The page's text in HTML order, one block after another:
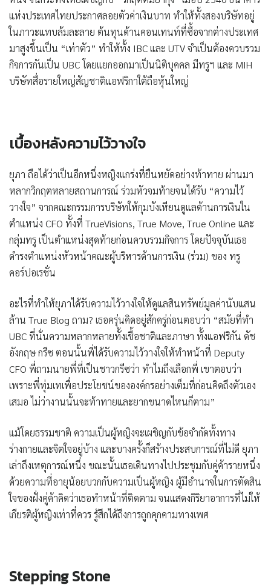
แห่งประเทศไทยประกาศลอยตัวค่าเงินบาท ทำให้ทั้งสองบริษัทอยู่
ในภาวะแทบล้มละลาย ต้นทุนด้านคอนเทนท์ที่ซื้อจากต่างประเทศ
มาสูงขึ้นเป็น “เท่าตัว” ทำให้ทั้ง IBC และ UTV จำเป็นต้องควบรวม
กิจการกันเป็น UBC โดยแยกออกมาเป็นนิติบุคคล มีทรูฯ และ MIH
บริษัทสื่อรายใหญ่สัญชาติแอฟริกาใต้ถือหุ้นใหญ่
เบื้องหลังความไว้วางใจ
ยุภา ถือได้ว่าเป็นอีกหนึ่งหญิงแกร่งที่ยืนหยัดอย่างท้าทาย ผ่านมา
หลากวิกฤตหลายสถานการณ์ ร่วมหัวจมท้ายจนได้รับ “ความไว้
วางใจ” จากคณะกรรมการบริษัทให้กุมบังเหียนดูแลด้านการเงินใน
ตำแหน่ง CFO ทั้งที่ TrueVisions, True Move, True Online และ
กลุ่มทรู เป็นตำแหน่งสุดท้ายก่อนควบรวมกิจการ โดยปัจจุบันเธอ
ดำรงตำแหน่งหัวหน้าคณะผู้บริหารด้านการเงิน (ร่วม) ของ ทรู
คอร์ปอเรชั่น
อะไรที่ทำให้ยุภาได้รับความไว้วางใจให้ดูแลสินทรัพย์มูลค่านับแสน
ล้าน True Blog ถาม? เธอครุ่นคิดอยู่สักครู่ก่อนตอบว่า “สมัยที่ทำ
UBC ที่นั่นความหลากหลายทั้งเชื้อชาติและภาษา ทั้งแอฟริกัน ดัช
อังกฤษ กรีซ ตอนนั้นพี่ได้รับความไว้วางใจให้ทำหน้าที่ Deputy
CFO พี่ถามนายพี่ที่เป็นชาวกรีซว่า ทำไมถึงเลือกพี่ เขาตอบว่า
เพราะพี่ทุ่มเทเพื่อประโยชน์ขององค์กรอย่างเต็มที่ก่อนคิดถึงตัวเอง
เสมอ ไม่ว่างานนั้นจะท้าทายและยากขนาดไหนก็ตาม”
แม้โดยธรรมชาติ ความเป็นผู้หญิงจะเผชิญกับข้อจำกัดทั้งทาง
ร่างกายและจิตใจอยู่บ้าง และบางครั้งก็สร้างประสบการณ์ที่ไม่ดี ยุภา
เล่าถึงเหตุการณ์หนึ่ง ขณะนั้นเธอเดินทางไปประชุมกับคู่ค้ารายหนึ่ง
ด้วยความที่อายุน้อยบวกกับความเป็นผู้หญิง ผู้มีอำนาจในการตัดสิน
ใจของฝั่งคู่ค้าคิดว่าเธอทำหน้าที่ติดตาม จนแสดงกิริยาอาการที่ไม่ให้
เกียรติผู้หญิงเท่าที่ควร รู้สึกได้ถึงการถูกคุกคามทางเพศ
Stepping Stone